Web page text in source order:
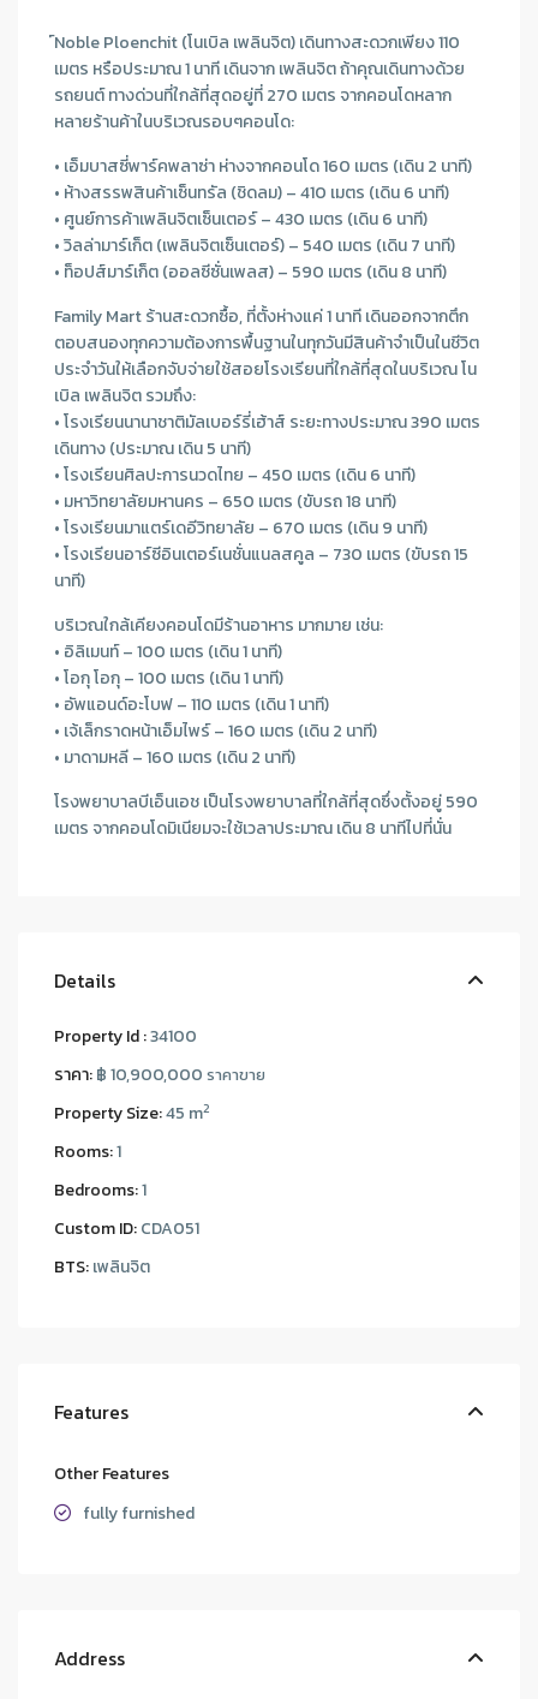
์Noble Ploenchit (โนเบิล เพลินจิต) เดินทางสะดวกเพียง 110
เมตร หรือประมาณ 1 นาที เดินจาก เพลินจิต ถ้าคุณเดินทางด้วย
รถยนต์ ทางด่วนที่ใกล้ที่สุดอยู่ที่ 270 เมตร จากคอนโดหลาก
หลายร้านค้าในบริเวณรอบๆคอนโด:
• เอ็มบาสซี่พาร์คพลาซ่า ห่างจากคอนโด 160 เมตร (เดิน 2 นาที)
• ห้างสรรพสินค้าเซ็นทรัล (ชิดลม) – 410 เมตร (เดิน 6 นาที)
• ศูนย์การค้าเพลินจิตเซ็นเตอร์ – 430 เมตร (เดิน 6 นาที)
• วิลล่ามาร์เก็ต (เพลินจิตเซ็นเตอร์) – 540 เมตร (เดิน 7 นาที)
• ท็อปส์มาร์เก็ต (ออลซีซั่นเพลส) – 590 เมตร (เดิน 8 นาที)
Family Mart ร้านสะดวกซื้อ, ที่ตั้งห่างแค่ 1 นาที เดินออกจากตึก
ตอบสนองทุกความต้องการพื้นฐานในทุกวันมีสินค้าจําเป็นในชีวิต
ประจําวันให้เลือกจับจ่ายใช้สอยโรงเรียนที่ใกล้ที่สุดในบริเวณ โน
เบิล เพลินจิต รวมถึง:
• โรงเรียนนานาชาติมัลเบอร์รี่เฮ้าส์ ระยะทางประมาณ 390 เมตร
เดินทาง (ประมาณ เดิน 5 นาที)
• โรงเรียนศิลปะการนวดไทย – 450 เมตร (เดิน 6 นาที)
• มหาวิทยาลัยมหานคร – 650 เมตร (ขับรถ 18 นาที)
• โรงเรียนมาแตร์เดอีวิทยาลัย – 670 เมตร (เดิน 9 นาที)
• โรงเรียนอาร์ซีอินเตอร์เนชั่นแนลสคูล – 730 เมตร (ขับรถ 15
นาที)
บริเวณใกล้เคียงคอนโดมีร้านอาหาร มากมาย เช่น:
• อิลิเมนท์ – 100 เมตร (เดิน 1 นาที)
• โอกุ โอกุ – 100 เมตร (เดิน 1 นาที)
• อัพแอนด์อะโบฟ – 110 เมตร (เดิน 1 นาที)
• เจ้เล็กราดหน้าเอ็มไพร์ – 160 เมตร (เดิน 2 นาที)
• มาดามหลี – 160 เมตร (เดิน 2 นาที)
โรงพยาบาลบีเอ็นเอช เป็นโรงพยาบาลที่ใกล้ที่สุดซึ่งตั้งอยู่ 590
เมตร จากคอนโดมิเนียมจะใช้เวลาประมาณ เดิน 8 นาทีไปที่นั่น
Details
Property Id :34100
ราคา:฿ 10,900,000ราคาขาย
Property Size:45 m2
Rooms:1
Bedrooms:1
Custom ID:CDA051
BTS:เพลินจิต
Features
Other Features
fully furnished
Address